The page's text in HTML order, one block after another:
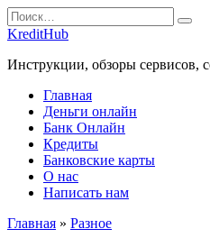
Перейти
к
Search
for:
KreditHub
Инструкции, обзоры сервисов,
Главная
Деньги онлайн
Банк Онлайн
Кредиты
Банковские карты
О нас
Написать нам
Главная » Разное